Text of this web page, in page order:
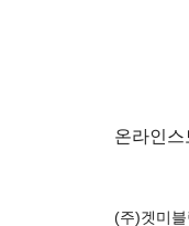
온라인스
(주)겟미